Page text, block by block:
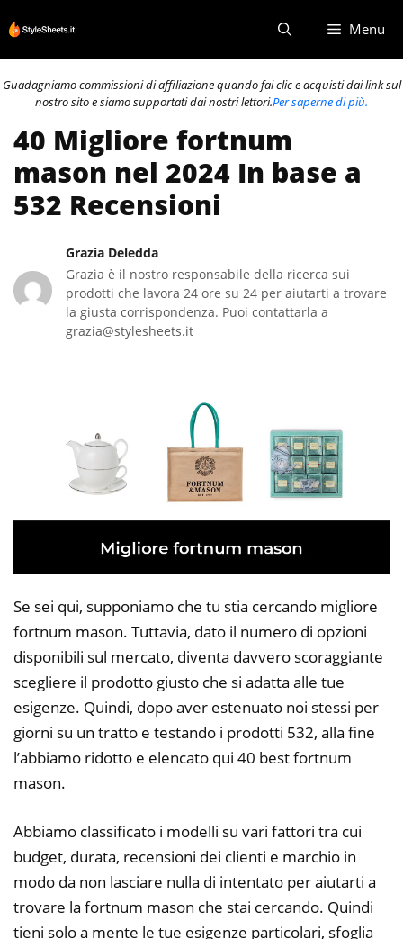
al
contenuto
Menu
Guadagniamo commissioni di affiliazione quando fai clic e acquisti dai link sul
nostro sito e siamo supportati dai nostri lettori.Per saperne di più.
40 Migliore fortnum
mason nel 2024 In base a
532 Recensioni
Grazia Deledda
Grazia è il nostro responsabile della ricerca sui
prodotti che lavora 24 ore su 24 per aiutarti a trovare
la giusta corrispondenza. Puoi contattarla a
grazia@stylesheets.it
Se sei qui, supponiamo che tu stia cercando migliore
fortnum mason. Tuttavia, dato il numero di opzioni
disponibili sul mercato, diventa davvero scoraggiante
scegliere il prodotto giusto che si adatta alle tue
esigenze. Quindi, dopo aver estenuato noi stessi per
giorni su un tratto e testando i prodotti 532, alla fine
l’abbiamo ridotto e elencato qui 40 best fortnum
mason.
Abbiamo classificato i modelli su vari fattori tra cui
budget, durata, recensioni dei clienti e marchio in
modo da non lasciare nulla di intentato per aiutarti a
trovare la fortnum mason che stai cercando. Quindi
tieni solo a mente le tue esigenze particolari, sfoglia